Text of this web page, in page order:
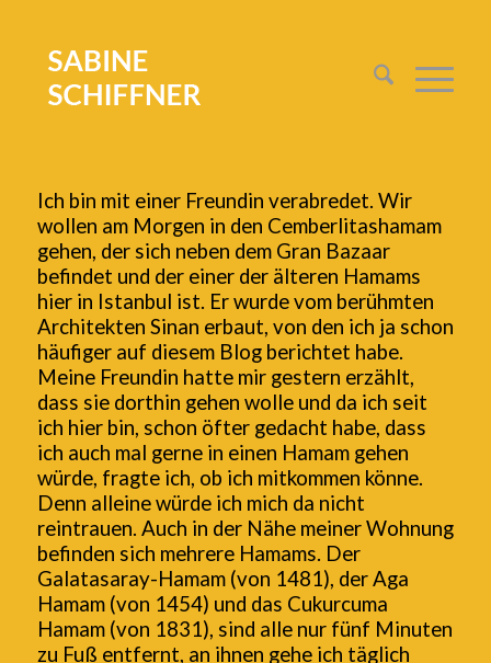
Ich bin mit einer Freundin verabredet. Wir
wollen am Morgen in den Cemberlitashamam
gehen, der sich neben dem Gran Bazaar
befindet und der einer der älteren Hamams
hier in Istanbul ist. Er wurde vom berühmten
Architekten Sinan erbaut, von den ich ja schon
häufiger auf diesem Blog berichtet habe.
Meine Freundin hatte mir gestern erzählt,
dass sie dorthin gehen wolle und da ich seit
ich hier bin, schon öfter gedacht habe, dass
ich auch mal gerne in einen Hamam gehen
würde, fragte ich, ob ich mitkommen könne.
Denn alleine würde ich mich da nicht
reintrauen. Auch in der Nähe meiner Wohnung
befinden sich mehrere Hamams. Der
Galatasaray-Hamam (von 1481), der Aga
Hamam (von 1454) und das Cukurcuma
Hamam (von 1831), sind alle nur fünf Minuten
zu Fuß entfernt, an ihnen gehe ich täglich